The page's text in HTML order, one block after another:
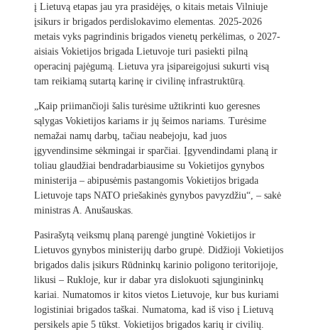
į Lietuvą etapas jau yra prasidėjęs, o kitais metais Vilniuje
įsikurs ir brigados perdislokavimo elementas. 2025-2026
metais vyks pagrindinis brigados vienetų perkėlimas, o 2027-
aisiais Vokietijos brigada Lietuvoje turi pasiekti pilną
operacinį pajėgumą. Lietuva yra įsipareigojusi sukurti visą
tam reikiamą sutartą karinę ir civilinę infrastruktūrą.
„Kaip priimančioji šalis turėsime užtikrinti kuo geresnes
sąlygas Vokietijos kariams ir jų šeimos nariams. Turėsime
nemažai namų darbų, tačiau neabejoju, kad juos
įgyvendinsime sėkmingai ir sparčiai. Įgyvendindami planą ir
toliau glaudžiai bendradarbiausime su Vokietijos gynybos
ministerija – abipusėmis pastangomis Vokietijos brigada
Lietuvoje taps NATO priešakinės gynybos pavyzdžiu“, – sakė
ministras A. Anušauskas.
Pasirašytą veiksmų planą parengė jungtinė Vokietijos ir
Lietuvos gynybos ministerijų darbo grupė. Didžioji Vokietijos
brigados dalis įsikurs Rūdninkų karinio poligono teritorijoje,
likusi – Rukloje, kur ir dabar yra dislokuoti sąjungininkų
kariai. Numatomos ir kitos vietos Lietuvoje, kur bus kuriami
logistiniai brigados taškai. Numatoma, kad iš viso į Lietuvą
persikels apie 5 tūkst. Vokietijos brigados karių ir civilių.